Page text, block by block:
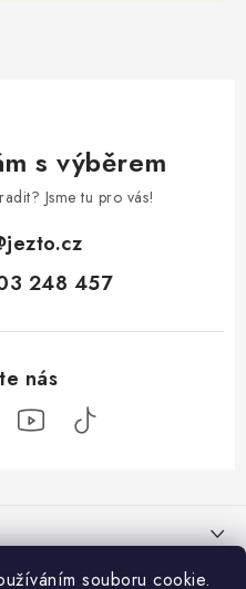
souboru cookie.
s výběrem
Jsme tu pro vás!
jezto.cz
248 457